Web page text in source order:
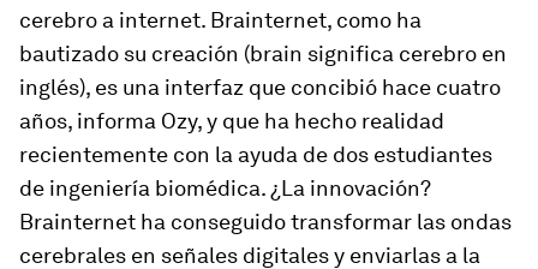
cerebro a internet. Brainternet, como ha
bautizado su creación (brain significa cerebro en
inglés), es una interfaz que concibió hace cuatro
años, informa Ozy, y que ha hecho realidad
recientemente con la ayuda de dos estudiantes
de ingeniería biomédica. ¿La innovación?
Brainternet ha conseguido transformar las ondas
cerebrales en señales digitales y enviarlas a la